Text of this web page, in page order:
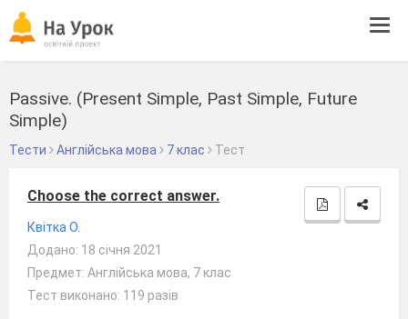
Passive. (Present Simple, Past Simple, Future
Simple)
Тести Англійська мова 7 клас Тест
Choose the correct answer.
Квітка О.
Додано: 18 січня 2021
Предмет: Англійська мова, 7 клас
Тест виконано: 119 разів